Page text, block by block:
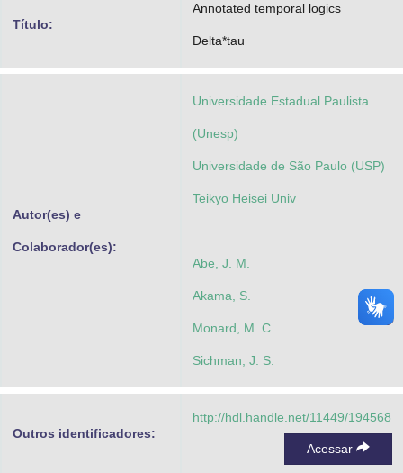
Advocacia-Geral da União
Título:
Annotated temporal logics
Delta*tau
Autor(es) e
Colaborador(es):
Universidade Estadual Paulista
(Unesp)
Universidade de São Paulo (USP)
Teikyo Heisei Univ
Abe, J. M.
Akama, S.
Monard, M. C.
Sichman, J. S.
Outros identificadores:
http://hdl.handle.net/11449/194568
Acessar